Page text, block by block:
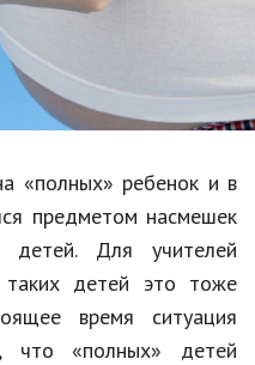
«полных» ребенок и в
предметом насмешек
детей. Для учителей
таких детей это тоже
время ситуация
что «полных» детей